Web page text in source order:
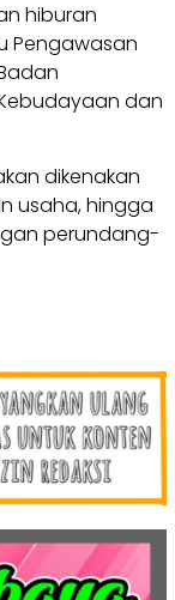
hiburan
Pengawasan
dan
dikenakan
usaha, hingga
perundang-